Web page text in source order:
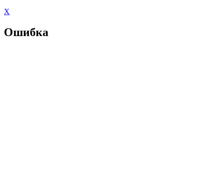
X
Ошибка